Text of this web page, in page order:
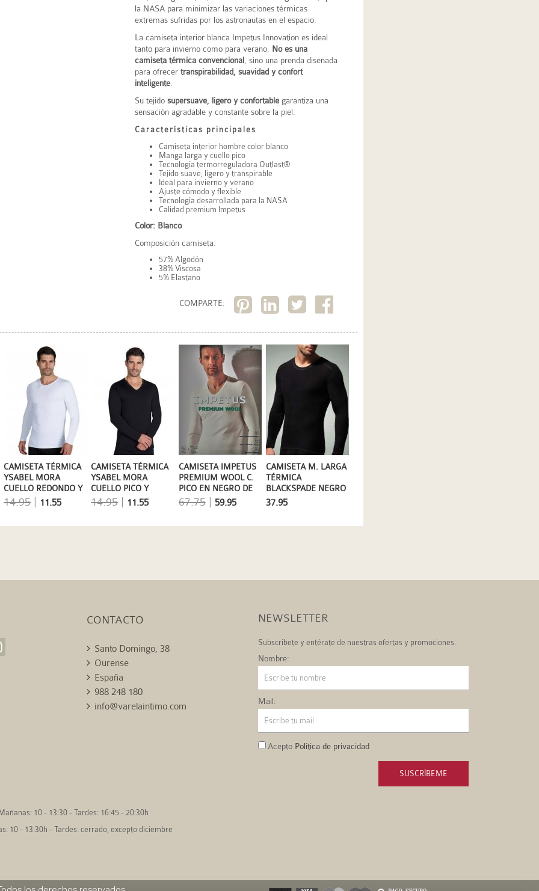
la NASA para minimizar las variaciones térmicas
extremas sufridas por los astronautas en el espacio.
La camiseta interior blanca Impetus Innovation es ideal
tanto para invierno como para verano. No es una
camiseta térmica convencional , sino una prenda diseñada
para ofrecer transpirabilidad, suavidad y confort
inteligente
Su tejido supersuave, ligero y confortable garantiza una
sensación agradable y constante sobre la piel.
Características principales
Camiseta interior hombre color blanco
Manga larga y cuello pico
Tecnología termorreguladora Outlast®
Tejido suave, ligero y transpirable
Ideal para invierno y verano
Ajuste cómodo y flexible
Tecnología desarrollada para la NASA
Calidad premium Impetus
Color: Blanco
Composición camiseta:
57% Algodón
38% Viscosa
5% Elastano
COMPARTE:
CAMISETA M. LARGA
TÉRMICA
BLACKSPADE NEGRO
37.95
CAMISETA IMPETUS
PREMIUM WOOL C.
PICO EN NEGRO DE
MANGA LARGA
67.75| 59.95
CAMISETA TÉRMICA
YSABEL MORA
CUELLO PICO Y
MANGA LARGA
14.95| 11.55
CAMISETA TÉRMICA
YSABEL MORA
CUELLO REDONDO Y
MANGA LARGA
14.95| 11.55
CONTACTO
Santo Domingo, 38
Ourense
España
988 248 180
info@varelaintimo.com
NEWSLETTER
Subscríbete y entérate de nuestras ofertas y promociones.
Nombre:
Mail:
Acepto Política de privacidad
SUSCRÍBEME
10 - 13:30 - Tardes: 16:45 - 20:30h
10 - 13:30h - Tardes: cerrado, excepto diciembre